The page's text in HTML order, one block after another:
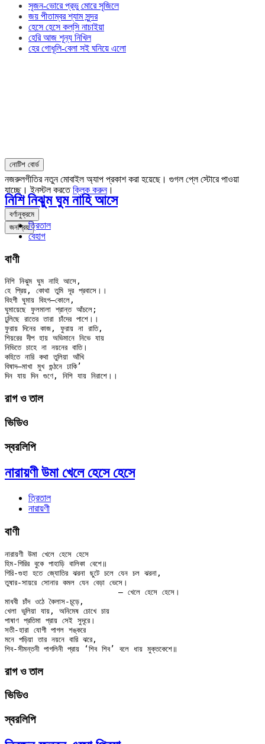
সৃজন-ভোরে প্রভু মোরে সৃজিলে
জয় পীতাম্বর শ্যাম সুন্দর
হেসে হেসে কল্‌সি নাচাইয়া
হেরি আজ শূন্য নিখিল
হের গোধূলি-বেলা সই ঘনিয়ে এলো
নোটিশ বোর্ড
নজরুলগীতির নতুন মোবাইল অ্যাপ প্রকাশ করা হয়েছে। গুগল প্লে স্টোরে পাওয়া
যাচ্ছে। ইনস্টল করতেক্লিক করুন।
বর্ণানুক্রমে
জনপ্রিয়
নিশি নিঝুম ঘুম নাহি আসে
ত্রিতাল
বেহাগ
বাণী
নিশি নিঝুম ঘুম নাহি আসে,
হে প্রিয়, কোথা তুমি দূর প্রবাসে।।
বিহগী ঘুমায় বিহগ–কোলে,
ঘুমায়েছে ফুলমালা শ্রান্ত আঁচলে;
ঢুলিছে রাতের তারা চাঁদের পাশে।।
ফুরায় দিনের কাজ, ফুরায় না রাতি,
শিয়রের দীপ হায় অভিমানে নিভে যায়
নিভিতে চাহে না নয়নের বাতি।
কহিতে নারি কথা তুলিয়া আঁখি
বিষাদ–মাখা মুখ গুন্ঠনে ঢাকি’
রাগ ও তাল
ভিডিও
স্বরলিপি
নারায়ণী উমা খেলে হেসে হেসে
ত্রিতাল
নারায়ণী
বাণী
নারায়ণী উমা খেলে হেসে হেসে
হিম-গিরির বুকে পাহাড়ি বালিকা বেশে॥
গিরি-গুহা হতে জ্যোতির ঝরনা ছুটে চলে যেন চল ঝরনা,
তুষার-সায়রে সোনার কমল যেন বেড়া ভেসে।
মাধবী চাঁদ ওঠে কৈলাস-চূড়ে,
খেলা ভুলিয়া যায়, অনিমেষ চোখে চায়
পাষাণ প্রতিমা প্রায় সেই সুদূরে।
সতী-হারা যোগী পাগল শঙ্করে
মনে পড়িয়া তার নয়নে বারি ঝরে,
রাগ ও তাল
ভিডিও
স্বরলিপি